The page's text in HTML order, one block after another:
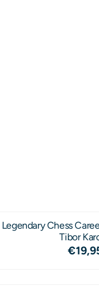
Legendary Chess
Tibor